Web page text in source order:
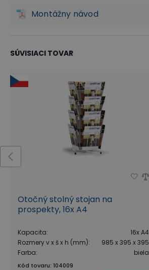
Montážny návod
SÚVISIACI TOVAR
Otočný stolný stojan na
prospekty, 16x A4
Kapacita:
16x A4
Rozmery v x š x h (mm):
985 x 395 x 395
Farba: biela
Kód tovaru: 104009